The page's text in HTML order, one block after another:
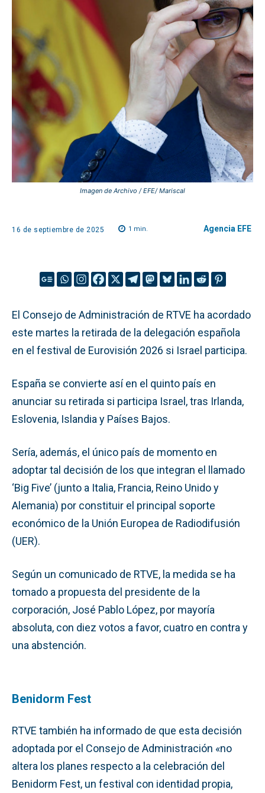
Imagen de Archivo / EFE/ Mariscal
16 de septiembre de 2025 1 min. Agencia EFE
El Consejo de Administración de RTVE ha acordado
este martes la retirada de la delegación española
en el festival de Eurovisión 2026 si Israel participa.
España se convierte así en el quinto país en
anunciar su retirada si participa Israel, tras Irlanda,
Eslovenia, Islandia y Países Bajos.
Sería, además, el único país de momento en
adoptar tal decisión de los que integran el llamado
‘Big Five’ (junto a Italia, Francia, Reino Unido y
Alemania) por constituir el principal soporte
económico de la Unión Europea de Radiodifusión
(UER).
Según un comunicado de RTVE, la medida se ha
tomado a propuesta del presidente de la
corporación, José Pablo López, por mayoría
absoluta, con diez votos a favor, cuatro en contra y
una abstención.
Benidorm Fest
RTVE también ha informado de que esta decisión
adoptada por el Consejo de Administración «no
altera los planes respecto a la celebración del
Benidorm Fest, un festival con identidad propia,